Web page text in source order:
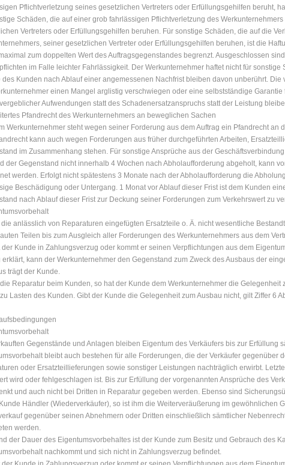
Pflichtverletzung seines gesetzlichen Vertreters oder Erfüllungsgehilfen beruht,
Schäden, die auf einer grob fahrlässigen Pflichtverletzung des
Vertreters oder Erfüllungsgehilfen beruhen. Für sonstige Schäden, die auf die
seiner gesetzlichen Vertreter oder Erfüllungsgehilfen beruhen, ist die
zum doppelten Wert des Auftragsgegenstandes begrenzt. Ausgeschlossen
im Falle leichter Fahrlässigkeit. Der Werkunternehmer haftet nicht für
des Kunden nach Ablauf einer angemessenen Nachfrist bleiben davon unberührt.
einen Mangel arglistig verschwiegen oder eine selbstständige
Aufwendungen statt des Schadenersatzanspruchs statt der Leistung
Pfandrecht des Werkunternehmers an beweglichen Sachen
Werkunternehmer steht wegen seiner Forderung aus dem Auftrag ein Pfandrecht
kann auch wegen Forderungen aus früher durchgeführten Arbeiten,
im Zusammenhang stehen. Für sonstige Ansprüche aus der
der Gegenstand nicht innerhalb 4 Wochen nach Abholaufforderung abgeholt, kann
werden. Erfolgt nicht spätestens 3 Monate nach der Abholaufforderung die
Beschädigung oder Untergang. 1 Monat vor Ablauf dieser Frist ist dem Kunden
nach Ablauf dieser Frist zur Deckung seiner Forderungen zum Verkehrswert zu
die anlässlich von Reparaturen eingefügten Ersatzteile o. Ä. nicht wesentliche
Teilen bis zum Ausgleich aller Forderungen des Werkunternehmers aus dem
der Kunde in Zahlungsverzug oder kommt er seinen Verpflichtungen aus dem
erklärt, kann der Werkunternehmer den Gegenstand zum Zweck des Ausbaus der
trägt der Kunde.
Reparatur beim Kunden, so hat der Kunde dem Werkunternehmer die
Lasten des Kunden. Gibt der Kunde die Gelegenheit zum Ausbau nicht, gilt Ziffer 6
Gegenstände und Anlagen bleiben Eigentum des Verkäufers bis zur
bleibt auch bestehen für alle Forderungen, die der Verkäufer gegenüber
oder Ersatzteillieferungen sowie sonstiger Leistungen nachträglich erwirbt.
wird oder fehlgeschlagen ist. Bis zur Erfüllung der vorgenannten Ansprüche des
und auch nicht bei Dritten in Reparatur gegeben werden. Ebenso sind
Händler (Wiederverkäufer), so ist ihm die Weiterveräußerung im
gegenüber seinen Abnehmern oder Dritten einschließlich sämtlicher
werden.
der Dauer des Eigentumsvorbehaltes ist der Kunde zum Besitz und Gebrauch des
nachkommt und sich nicht in Zahlungsverzug befindet.